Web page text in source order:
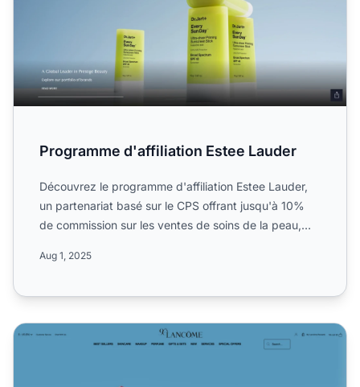
Programme d'affiliation Estee Lauder
Découvrez le programme d'affiliation Estee Lauder,
un partenariat basé sur le CPS offrant jusqu'à 10%
de commission sur les ventes de soins de la peau,
Aug 1, 2025
Programme d'affiliation Lancôme